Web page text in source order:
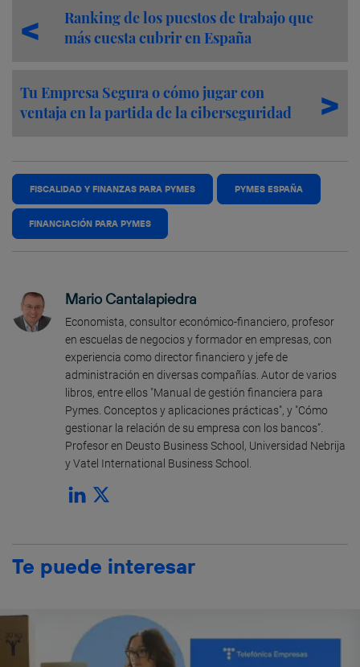
Ranking de los puestos de trabajo que
más cuesta cubrir en España
Tu Empresa Segura o cómo jugar con
ventaja en la partida de la ciberseguridad
FISCALIDAD Y FINANZAS PARA PYMES PYMES ESPAÑA
FINANCIACIÓN PARA PYMES
Mario Cantalapiedra
Economista, consultor económico-financiero, profesor
en escuelas de negocios y formador en empresas, con
experiencia como director financiero y jefe de
administración en diversas compañías. Autor de varios
libros, entre ellos "Manual de gestión financiera para
Pymes. Conceptos y aplicaciones prácticas", y "Cómo
gestionar la relación de su empresa con los bancos”.
Profesor en Deusto Business School, Universidad Nebrija
y Vatel International Business School.
Te puede interesar